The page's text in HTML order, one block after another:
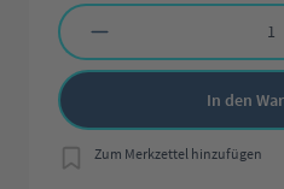
Produkt Anzahl: Gib den
In den
Zum Merkzettel hinzufügen